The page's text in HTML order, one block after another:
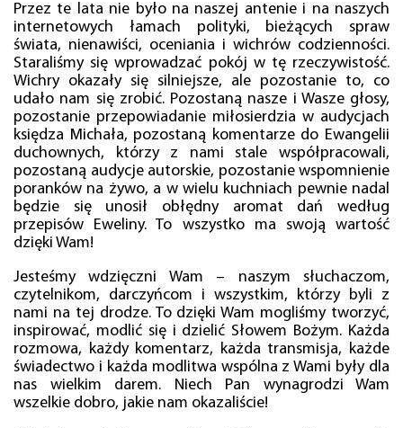
Przez te lata nie było na naszej antenie i na naszych
internetowych łamach polityki, bieżących spraw
świata, nienawiści, oceniania i wichrów codzienności.
Staraliśmy się wprowadzać pokój w tę rzeczywistość.
Wichry okazały się silniejsze, ale pozostanie to, co
udało nam się zrobić. Pozostaną nasze i Wasze głosy,
pozostanie przepowiadanie miłosierdzia w audycjach
księdza Michała, pozostaną komentarze do Ewangelii
duchownych, którzy z nami stale współpracowali,
pozostaną audycje autorskie, pozostanie wspomnienie
poranków na żywo, a w wielu kuchniach pewnie nadal
będzie się unosił obłędny aromat dań według
przepisów Eweliny. To wszystko ma swoją wartość
dzięki Wam!
Jesteśmy wdzięczni Wam – naszym słuchaczom,
czytelnikom, darczyńcom i wszystkim, którzy byli z
nami na tej drodze. To dzięki Wam mogliśmy tworzyć,
inspirować, modlić się i dzielić Słowem Bożym. Każda
rozmowa, każdy komentarz, każda transmisja, każde
świadectwo i każda modlitwa wspólna z Wami były dla
nas wielkim darem. Niech Pan wynagrodzi Wam
wszelkie dobro, jakie nam okazaliście!